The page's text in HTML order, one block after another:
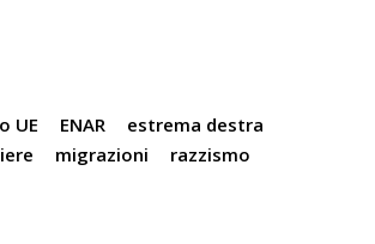
UE ENAR
estrema destra
migrazioni
razzismo